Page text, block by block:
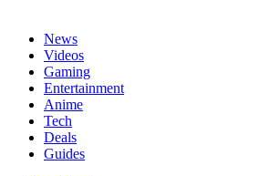
News
Videos
Gaming
Entertainment
Anime
Tech
Deals
Guides